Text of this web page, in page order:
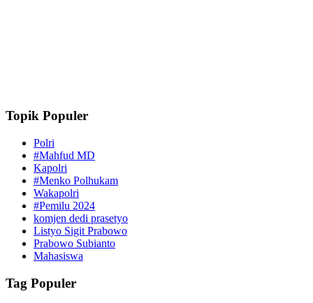
Topik Populer
Polri
#Mahfud MD
Kapolri
#Menko Polhukam
Wakapolri
#Pemilu 2024
komjen dedi prasetyo
Listyo Sigit Prabowo
Prabowo Subianto
Mahasiswa
Tag Populer